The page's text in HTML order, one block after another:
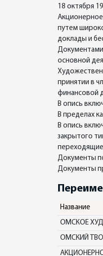
18 октября
путем
доклады и
основной
принятии в
финансовой
В опись
В пределах
В опись
закрытого
Документы
Документы
Название
ОМСКОЕ
ОМСКИЙ